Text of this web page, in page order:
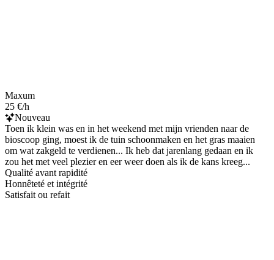
Maxum
25 €/h
Nouveau
Toen ik klein was en in het weekend met mijn vrienden naar de
bioscoop ging, moest ik de tuin schoonmaken en het gras maaien
om wat zakgeld te verdienen... Ik heb dat jarenlang gedaan en ik
zou het met veel plezier en eer weer doen als ik de kans kreeg...
Qualité avant rapidité
Honnêteté et intégrité
Satisfait ou refait